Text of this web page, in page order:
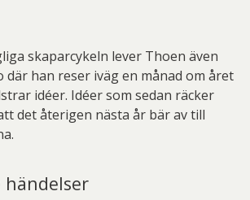
skaparcykeln lever Thoen även
han reser iväg en månad om året
idéer. Idéer som sedan räcker
det återigen nästa år bär av till
händelser